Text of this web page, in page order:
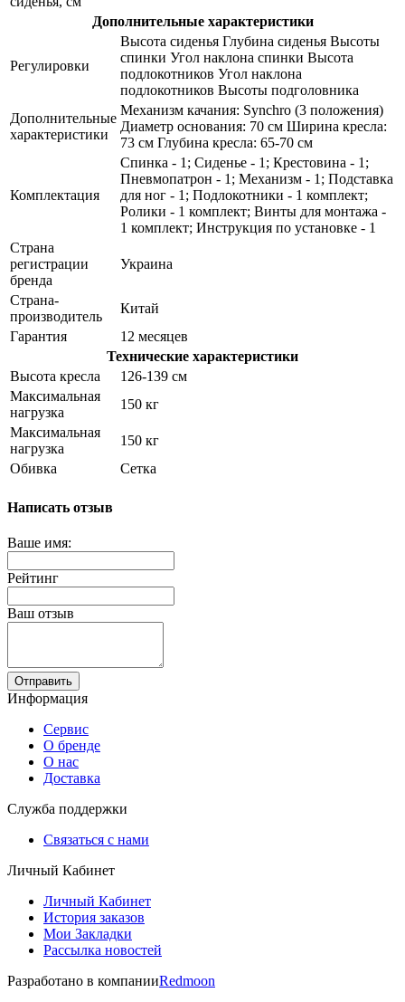
Дополнительные характеристики
Регулировки
Высота сиденья Глубина сиденья Высоты
спинки Угол наклона спинки Высота
подлокотников Угол наклона
подлокотников Высоты подголовника
Дополнительные
характеристики
Механизм качания: Synchro (3 положения)
Диаметр основания: 70 см Ширина кресла:
73 см Глубина кресла: 65-70 см
Комплектация
Спинка - 1; Сиденье - 1; Крестовина - 1;
Пневмопатрон - 1; Механизм - 1; Подставка
для ног - 1; Подлокотники - 1 комплект;
Ролики - 1 комплект; Винты для монтажа -
1 комплект; Инструкция по установке - 1
Страна
регистрации
бренда
Украина
Страна-
производитель
Китай
Гарантия
12 месяцев
Технические характеристики
Высота кресла
126-139 см
Максимальная
нагрузка
150 кг
Максимальная
нагрузка
150 кг
Обивка
Сетка
Написать отзыв
Ваше имя:
Рейтинг
Ваш отзыв
Отправить
Информация
Сервис
О бренде
О нас
Доставка
Служба поддержки
Связаться с нами
Личный Кабинет
Личный Кабинет
История заказов
Мои Закладки
Рассылка новостей
Разработано в компанииRedmoon